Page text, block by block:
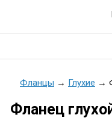
Фланцы → Глухие →
Фланец